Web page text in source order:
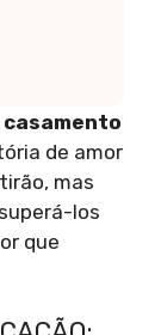
casamento
de amor
mas
los
que